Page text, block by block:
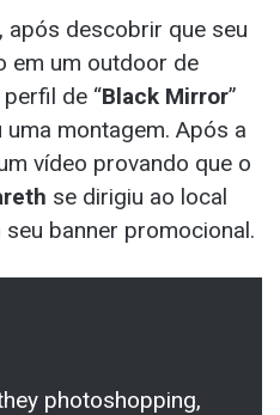
após descobrir que seu
em um outdoor de
de “Black Mirror”
montagem. Após a
vídeo provando que o
se dirigiu ao local
banner promocional.
photoshopping,